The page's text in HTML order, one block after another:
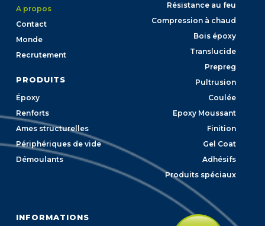
A propos
Contact
Monde
Recrutement
PRODUITS
Époxy
Renforts
Ames structurelles
Périphériques de vide
Démoulants
Résistance au feu
Compression à chaud
Bois époxy
Translucide
Prepreg
Pultrusion
Coulée
Epoxy Moussant
Finition
Gel Coat
Adhésifs
Produits spéciaux
INFORMATIONS